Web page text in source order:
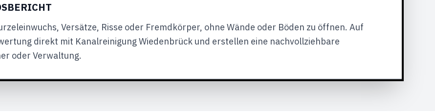
Versätze, Risse oder Fremdkörper, ohne Wände oder Böden zu öffnen. Auf
direkt mit Kanalreinigung Wiedenbrück und erstellen eine nachvollziehbare
oder Verwaltung.